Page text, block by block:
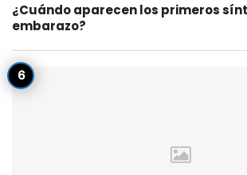
¿Cuándo aparecen los primeros
embarazo?